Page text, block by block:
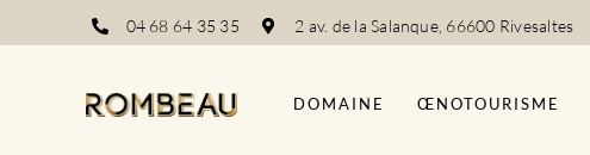
au
04 68 64 35 35 2 av. de la Salanque, 66600 Rivesaltes
DOMAINE ŒNOTOURISME